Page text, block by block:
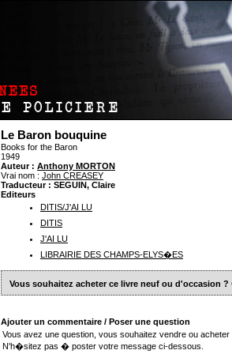
Le Baron bouquine
Books for the Baron
1949
Auteur : Anthony MORTON
Vrai nom : John CREASEY
Traducteur : SEGUIN, Claire
Editeurs
DITIS/J'AI LU
DITIS
J'AI LU
LIBRAIRIE DES CHAMPS-ELYS�ES
Vous souhaitez acheter ce livre neuf ou d'occasion ?
Ajouter un commentaire / Poser une question
Vous avez une question, vous souhaitez vendre ou
N'h�sitez pas � poster votre message ci-dessous.